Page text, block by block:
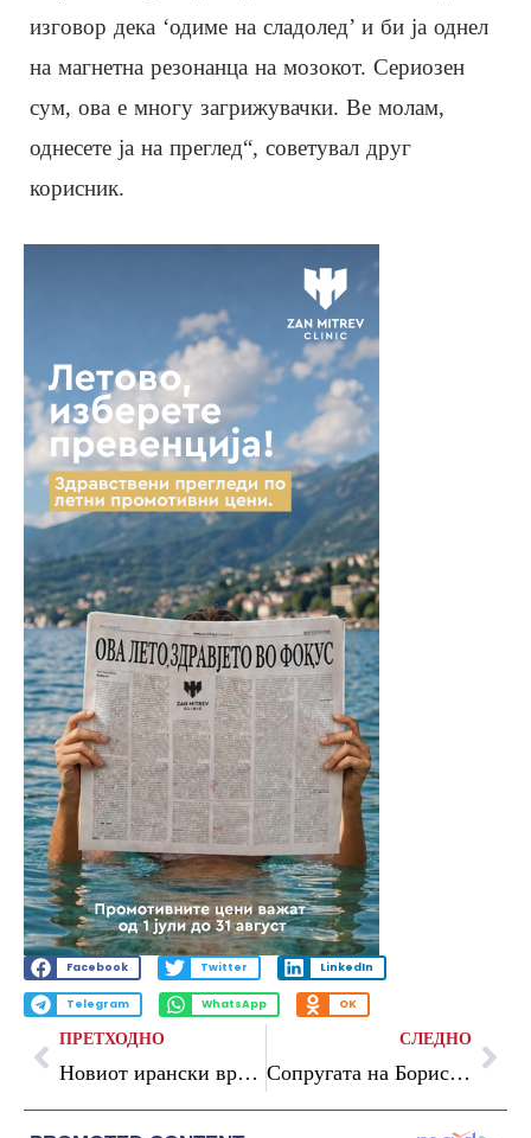
изговор дека ‘одиме на сладолед’ и би ја однел
на магнетна резонанца на мозокот. Сериозен
сум, ова е многу загрижувачки. Ве молам,
однесете ја на преглед“, советувал друг
корисник.
Facebook Twitter LinkedIn
Telegram WhatsApp OK
ПРЕТХОДНО
Новиот ирански врховен водач: Војната наметнува потежок товар за функционерите
СЛЕДНО
Сопругата на Борис Џонсон: Таксистот можеби силувал 1.000 жени, јас го пријавив